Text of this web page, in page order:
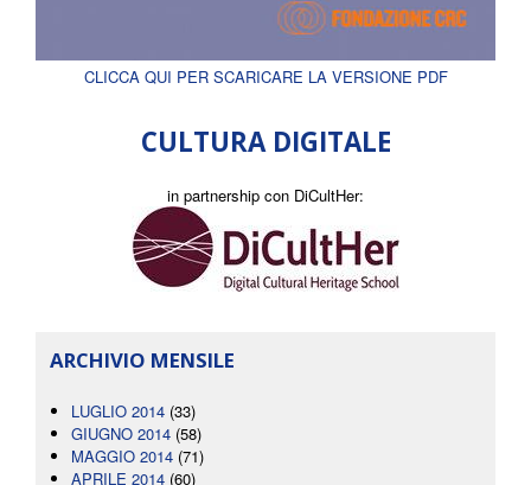
CLICCA QUI PER SCARICARE LA VERSIONE PDF
CULTURA DIGITALE
in partnership con DiCultHer:
ARCHIVIO MENSILE
LUGLIO 2014 (33)
GIUGNO 2014 (58)
MAGGIO 2014 (71)
APRILE 2014 (60)